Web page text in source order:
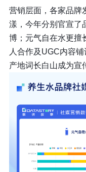
营销层面，各家品牌
漾，今年分别官宣了
博；元气自在水更擅
人合作及UGC内容
产地词长白山成为宣